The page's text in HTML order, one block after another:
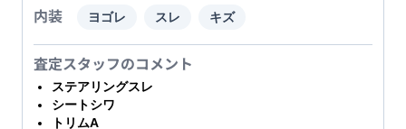
内装 ヨゴレ スレ キズ
査定スタッフのコメント
ステアリングスレ
シートシワ
トリムA